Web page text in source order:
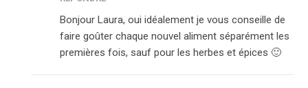
Bonjour Laura, oui idéalement je vous conseille de
faire goûter chaque nouvel aliment séparément les
premières fois, sauf pour les herbes et épices 🙂